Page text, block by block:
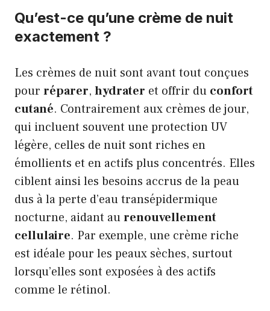
Qu’est-ce qu’une crème de nuit
exactement ?
Les crèmes de nuit sont avant tout conçues
pour réparer, hydrater et offrir du confort
cutané. Contrairement aux crèmes de jour,
qui incluent souvent une protection UV
légère, celles de nuit sont riches en
émollients et en actifs plus concentrés. Elles
ciblent ainsi les besoins accrus de la peau
dus à la perte d’eau transépidermique
nocturne, aidant aurenouvellement
cellulaire. Par exemple, une crème riche
est idéale pour les peaux sèches, surtout
lorsqu’elles sont exposées à des actifs
comme le rétinol.